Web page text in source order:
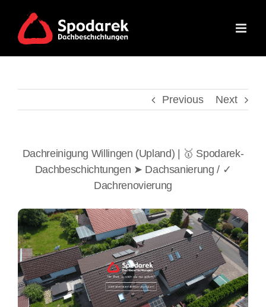
content
Previous Next
Dachreinigung Willingen (Upland) | 🥇 Spodarek-
Dachbeschichtungen ➤ Dachsanierung / ✓
Dachrenovierung